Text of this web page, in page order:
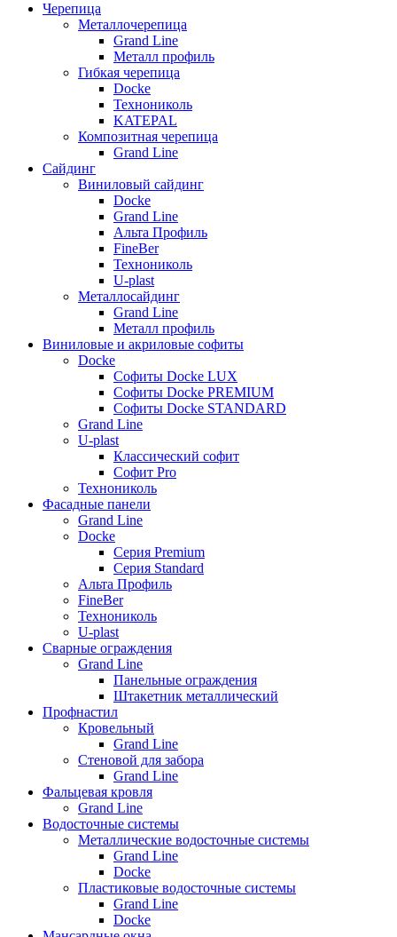
Черепица
Металлочерепица
Grand Line
Металл профиль
Гибкая черепица
Docke
Технониколь
KATEPAL
Композитная черепица
Grand Line
Сайдинг
Виниловый сайдинг
Docke
Grand Line
Альта Профиль
FineBer
Технониколь
U-plast
Металлосайдинг
Grand Line
Металл профиль
Виниловые и акриловые софиты
Docke
Софиты Docke LUX
Софиты Docke PREMIUM
Софиты Docke STANDARD
Grand Line
U-plast
Классический софит
Софит Pro
Технониколь
Фасадные панели
Grand Line
Docke
Серия Premium
Серия Standard
Альта Профиль
FineBer
Технониколь
U-plast
Сварные ограждения
Grand Line
Панельные ограждения
Штакетник металлический
Профнастил
Кровельный
Grand Line
Стеновой для забора
Grand Line
Фальцевая кровля
Grand Line
Водосточные системы
Металлические водосточные системы
Grand Line
Docke
Пластиковые водосточные системы
Grand Line
Docke